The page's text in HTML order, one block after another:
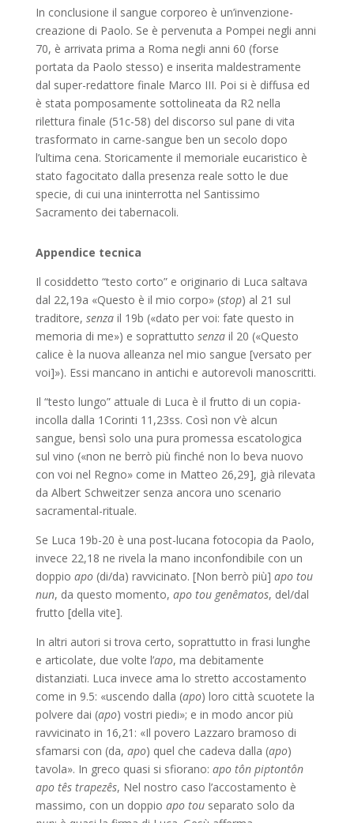
In conclusione il sangue corporeo è un’invenzione-
creazione di Paolo. Se è pervenuta a Pompei negli anni
70, è arrivata prima a Roma negli anni 60 (forse
portata da Paolo stesso) e inserita maldestramente
dal super-redattore finale Marco III. Poi si è diffusa ed
è stata pomposamente sottolineata da R2 nella
rilettura finale (51c-58) del discorso sul pane di vita
trasformato in carne-sangue ben un secolo dopo
l’ultima cena. Storicamente il memoriale eucaristico è
stato fagocitato dalla presenza reale sotto le due
specie, di cui una ininterrotta nel Santissimo
Sacramento dei tabernacoli.
Appendice tecnica
Il cosiddetto “testo corto” e originario di Luca saltava
dal 22,19a «Questo è il mio corpo» (stop) al 21 sul
traditore, senzail 19b («dato per voi: fate questo in
memoria di me») e soprattutto senzail 20 («Questo
calice è la nuova alleanza nel mio sangue [versato per
voi]»). Essi mancano in antichi e autorevoli manoscritti.
Il “testo lungo” attuale di Luca è il frutto di un copia-
incolla dalla 1Corinti 11,23ss. Così non v’è alcun
sangue, bensì solo una pura promessa escatologica
sul vino («non ne berrò più finché non lo beva nuovo
con voi nel Regno» come in Matteo 26,29], già rilevata
da Albert Schweitzer senza ancora uno scenario
sacramental-rituale.
Se Luca 19b-20 è una post-lucana fotocopia da Paolo,
invece 22,18 ne rivela la mano inconfondibile con un
doppio apo(di/da) ravvicinato. [Non berrò più] apo tou
nun, da questo momento, apo tou genêmatos, del/dal
frutto [della vite].
In altri autori si trova certo, soprattutto in frasi lunghe
e articolate, due volte l’apo, ma debitamente
distanziati. Luca invece ama lo stretto accostamento
come in 9.5: «uscendo dalla (apo) loro città scuotete la
polvere dai (apo) vostri piedi»; e in modo ancor più
ravvicinato in 16,21: «Il povero Lazzaro bramoso di
sfamarsi con (da, apo) quel che cadeva dalla (apo)
tavola». In greco quasi si sfiorano: apo tôn piptontôn
apo tês trapezês, Nel nostro caso l’accostamento è
massimo, con un doppio apo touseparato solo da